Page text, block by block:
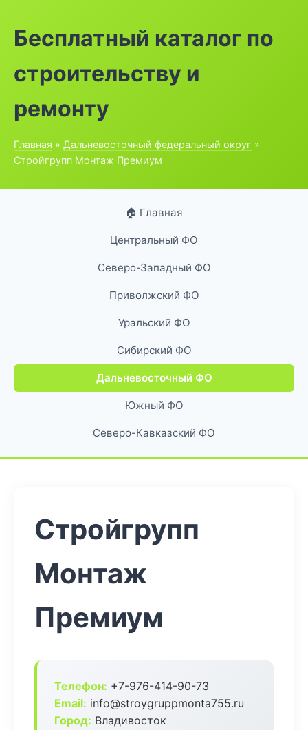
Бесплатный каталог по
строительству и
ремонту
Главная » Дальневосточный федеральный округ »
Стройгрупп Монтаж Премиум
🏠 Главная
Центральный ФО
Северо-Западный ФО
Приволжский ФО
Уральский ФО
Сибирский ФО
Дальневосточный ФО
Южный ФО
Северо-Кавказский ФО
Стройгрупп
Монтаж
Премиум
Телефон: +7-976-414-90-73
Email: info@stroygruppmonta755.ru
Город: Владивосток